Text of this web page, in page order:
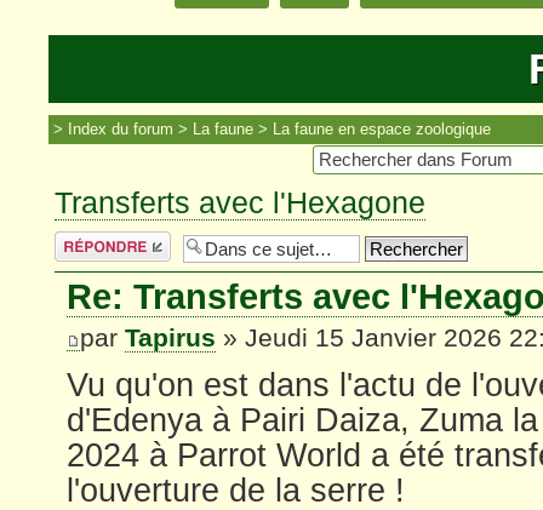
Index du forum La faune La faune en espace zoologique
Transferts avec l'Hexagone
Répondre
Re: Transferts avec
par Tapirus » Jeudi 15 Janvier 2026
Vu qu'on est dans l'actu de
d'Edenya à Pairi Daiza, Zuma
2024 à Parrot World a été
l'ouverture de la serre !